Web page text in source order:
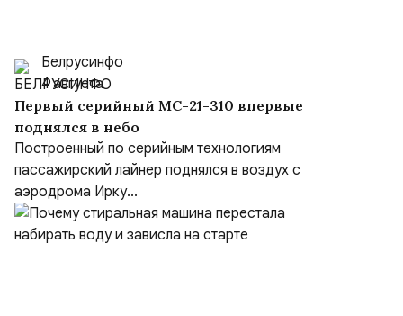
Белрусинфо
4 августа
Первый серийный МС-21-310 впервые
поднялся в небо
Построенный по серийным технологиям
пассажирский лайнер поднялся в воздух с
аэродрома Ирку...